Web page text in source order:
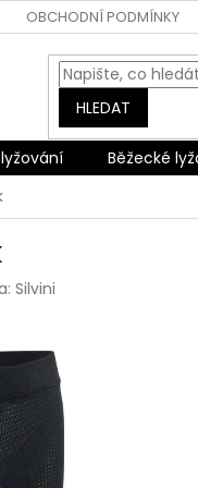
OBCHODNÍ PODMÍNKY
HLEDAT
Běžecké
Silvini